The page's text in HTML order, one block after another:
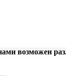
возможен